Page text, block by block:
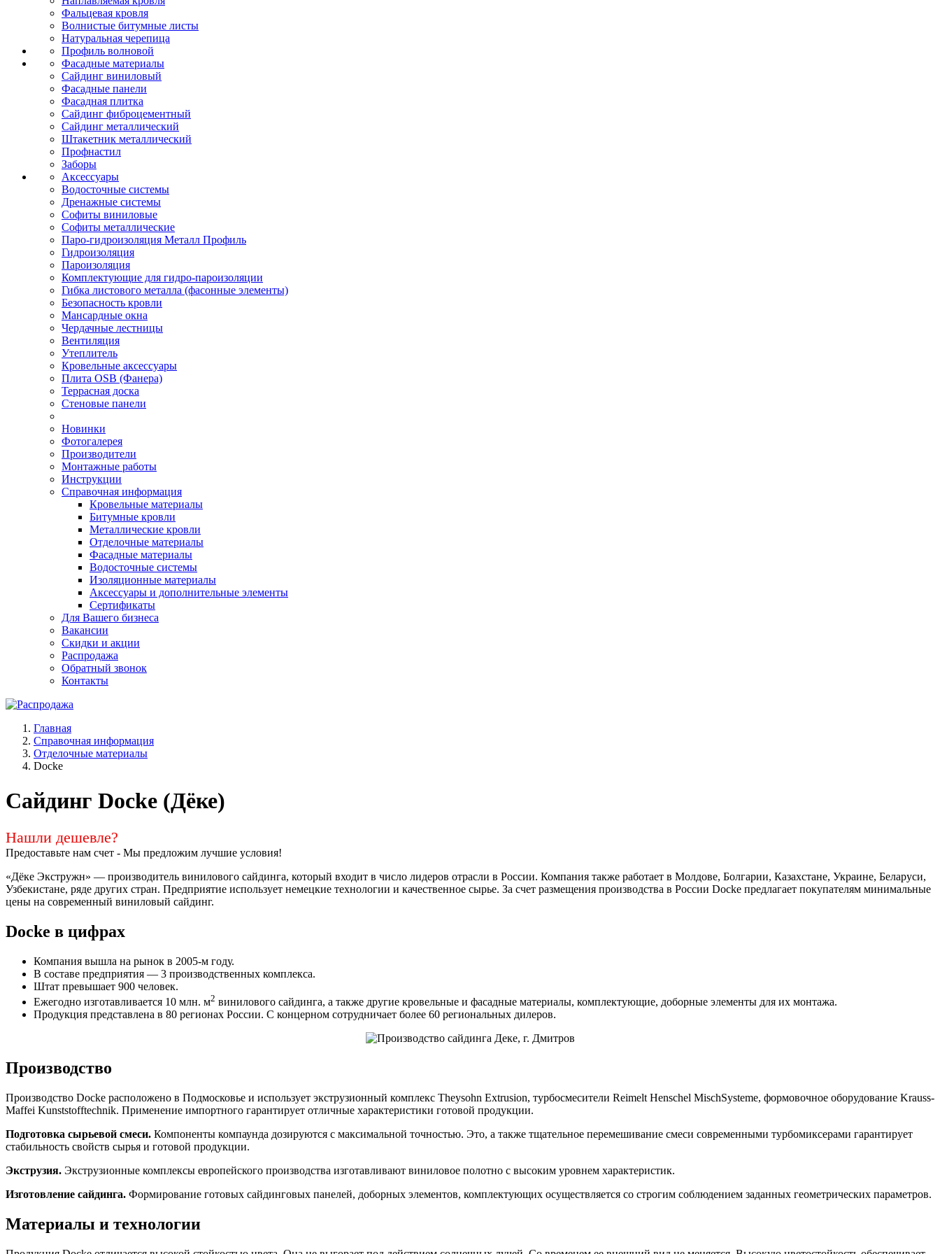
Фальцевая кровля
Волнистые битумные листы
Натуральная черепица
Профиль волновой
Фасадные материалы
Сайдинг виниловый
Фасадные панели
Фасадная плитка
Сайдинг фиброцементный
Сайдинг металлический
Штакетник металлический
Профнастил
Заборы
Аксессуары
Водосточные системы
Дренажные системы
Софиты виниловые
Софиты металлические
Паро-гидроизоляция Металл Профиль
Гидроизоляция
Пароизоляция
Комплектующие для гидро-пароизоляции
Гибка листового металла (фасонные элементы)
Безопасность кровли
Мансардные окна
Чердачные лестницы
Вентиляция
Утеплитель
Кровельные аксессуары
Плита OSB (Фанера)
Террасная доска
Стеновые панели
Новинки
Фотогалерея
Производители
Монтажные работы
Инструкции
Справочная информация
Кровельные материалы
Битумные кровли
Металлические кровли
Отделочные материалы
Фасадные материалы
Водосточные системы
Изоляционные материалы
Аксессуары и дополнительные элементы
Сертификаты
Для Вашего бизнеса
Вакансии
Скидки и акции
Распродажа
Обратный звонок
Контакты
Главная
Справочная информация
Отделочные материалы
Docke
Сайдинг Docke (Дёке)
Нашли дешевле?
Предоставьте нам счет - Мы предложим лучшие условия!
«Дёке Экстружн» — производитель винилового сайдинга, который входит в число лидеров отрасли в России. Компания также работает в Молдове, Болгарии, Казахстане, Украине, Беларуси,
Узбекистане, ряде других стран. Предприятие использует немецкие технологии и качественное сырье. За счет размещения производства в России Docke предлагает покупателям минимальные
цены на современный виниловый сайдинг.
Docke в цифрах
Компания вышла на рынок в 2005-м году.
В составе предприятия — 3 производственных комплекса.
Штат превышает 900 человек.
Ежегодно изготавливается 10 млн. м2 винилового сайдинга, а также другие кровельные и фасадные материалы, комплектующие, доборные элементы для их монтажа.
Продукция представлена в 80 регионах России. С концерном сотрудничает более 60 региональных дилеров.
Производство
Производство Docke расположено в Подмосковье и использует экструзионный комплекс Theysohn Extrusion, турбосмесители Reimelt Henschel MischSysteme, формовочное оборудование Krauss-
Maffei Kunststofftechnik. Применение импортного гарантирует отличные характеристики готовой продукции.
Подготовка сырьевой смеси. Компоненты компаунда дозируются с максимальной точностью. Это, а также тщательное перемешивание смеси современными турбомиксерами гарантирует
стабильность свойств сырья и готовой продукции.
Экструзия. Экструзионные комплексы европейского производства изготавливают виниловое полотно с высоким уровнем характеристик.
Изготовление сайдинга. Формирование готовых сайдинговых панелей, доборных элементов, комплектующих осуществляется со строгим соблюдением заданных геометрических параметров.
Материалы и технологии